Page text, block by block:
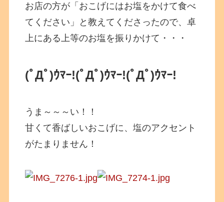
お店の方が「おこげにはお塩をかけて食べ
てください」と教えてくださったので、卓
上にある上等のお塩を振りかけて・・・
(ﾟДﾟ)ｳﾏｰ!(ﾟДﾟ)ｳﾏｰ!(ﾟДﾟ)ｳﾏｰ!
うま～～～い！！
甘くて香ばしいおこげに、塩のアクセント
がたまりません！